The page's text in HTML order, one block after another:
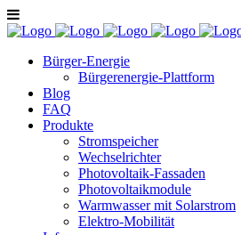
Bürger-Energie
Bürgerenergie-Plattform
Blog
FAQ
Produkte
Stromspeicher
Wechselrichter
Photovoltaik-Fassaden
Photovoltaikmodule
Warmwasser mit Solarstrom
Elektro-Mobilität